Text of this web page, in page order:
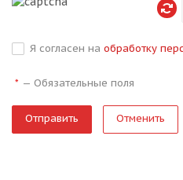
Я согласен на обработку
* — Обязательные поля
Отменить